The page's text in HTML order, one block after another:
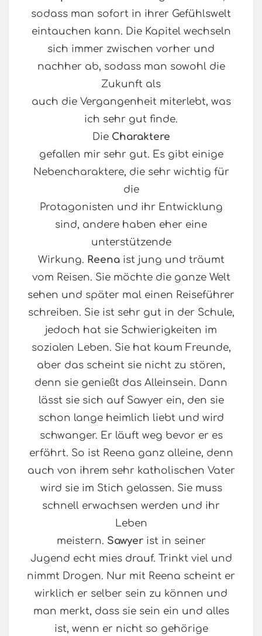
sodass man sofort in ihrer Gefühlswelt
eintauchen kann. Die Kapitel wechseln
sich immer zwischen vorher und
nachher ab, sodass man sowohl die
Zukunft als
auch die Vergangenheit miterlebt, was
ich sehr gut finde.
Die Charaktere
gefallen mir sehr gut. Es gibt einige
Nebencharaktere, die sehr wichtig für
die
Protagonisten und ihr Entwicklung
sind, andere haben eher eine
unterstützende
Wirkung. Reenaist jung und träumt
vom Reisen. Sie möchte die ganze Welt
sehen und später mal einen Reiseführer
schreiben. Sie ist sehr gut in der Schule,
jedoch hat sie Schwierigkeiten im
sozialen Leben. Sie hat kaum Freunde,
aber das scheint sie nicht zu stören,
denn sie genießt das Alleinsein. Dann
lässt sie sich auf Sawyer ein, den sie
schon lange heimlich liebt und wird
schwanger. Er läuft weg bevor er es
erfährt. So ist Reena ganz alleine, denn
auch von ihrem sehr katholischen Vater
wird sie im Stich gelassen. Sie muss
schnell erwachsen werden und ihr
Leben
meistern. Sawyerist in seiner
Jugend echt mies drauf. Trinkt viel und
nimmt Drogen. Nur mit Reena scheint er
wirklich er selber sein zu können und
man merkt, dass sie sein ein und alles
ist, wenn er nicht so gehörige